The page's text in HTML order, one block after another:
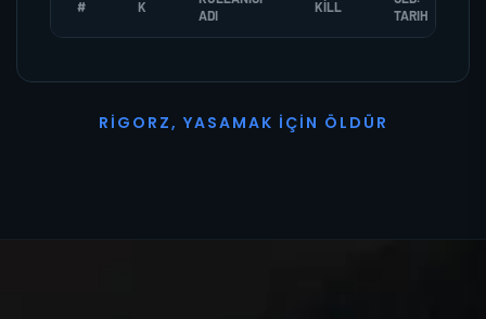
# K
ADI
KILL
TARIH
R I G O R Z, YASAMAK İ ÇI N Ö L D Ü R